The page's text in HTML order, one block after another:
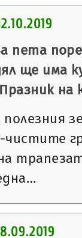
пета
ще има
на
чистите